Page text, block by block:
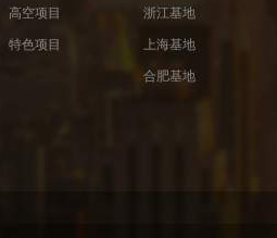
高空项目
特色项目
浙江基地
上海基地
合肥基地